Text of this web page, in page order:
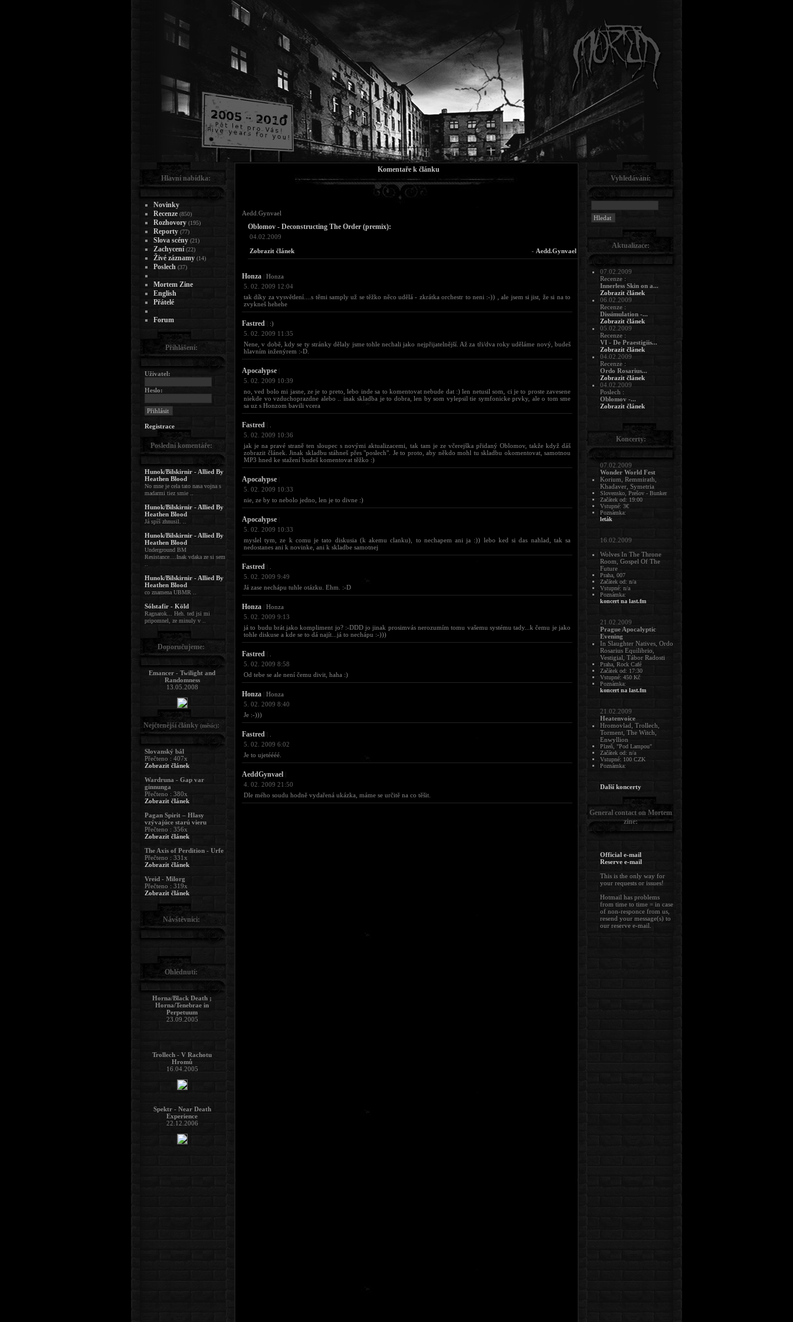
Komentaře k článku
Aedd.Gynvael
Oblomov - Deconstructing The Order (premix):
04.02.2009
Zobrazit článek
- Aedd.Gynvael
Honza
Honza
5. 02. 2009 12:04
tak díky za vysvětlení....s těmi samply už se těžko něco udělá - zkrátka orchestr to neni :-)) , ale jsem si jist, že si na to
zvykneš hehehe
Fastred
:)
5. 02. 2009 11:35
Nene, v době, kdy se ty stránky dělaly jsme tohle nechali jako nejpřijatelnější. Až za tři/dva roky uděláme nový, budeš
hlavním inženýrem :-D.
Apocalypse
5. 02. 2009 10:39
no, ved bolo mi jasne, ze je to preto, lebo inde sa to komentovat nebude dat :) len netusil som, ci je to proste zavesene
niekde vo vzduchoprazdne alebo .. inak skladba je to dobra, len by som vylepsil tie symfonicke prvky, ale o tom sme
sa uz s Honzom bavili vcera
Fastred
5. 02. 2009 10:36
jak je na pravé straně ten sloupec s novými aktualizacemi, tak tam je ze včerejška přidaný Oblomov, takže když dáš
zobrazit článek. Jinak skladbu stáhneš přes "poslech". Je to proto, aby někdo mohl tu skladbu okomentovat, samotnou
MP3 hned ke stažení budeš komentovat těžko :)
Apocalypse
5. 02. 2009 10:33
nie, ze by to nebolo jedno, len je to divne :)
Apocalypse
5. 02. 2009 10:33
myslel tym, ze k comu je tato diskusia (k akemu clanku), to nechapem ani ja :)) lebo ked si das nahlad, tak sa
nedostanes ani k novinke, ani k skladbe samotnej
Fastred
5. 02. 2009 9:49
Já zase nechápu tuhle otázku. Ehm. :-D
Honza
Honza
5. 02. 2009 9:13
já to budu brát jako kompliment jo? :-DDD jo jinak prosimvás nerozumím tomu vašemu systému tady...k čemu je jako
tohle diskuse a kde se to dá najít...já to nechápu :-)))
Fastred
5. 02. 2009 8:58
Od tebe se ale není čemu divit, haha :)
Honza
Honza
5. 02. 2009 8:40
Je :-)))
Fastred
5. 02. 2009 6:02
Je to ujetéééé.
AeddGynvael
4. 02. 2009 21:50
Dle mého soudu hodně vydařená ukázka, máme se určitě na co těšit.
Hlavní nabídka:
Novinky
Recenze (850)
Rozhovory (195)
Reporty (77)
Slova scény (21)
Zachycení (22)
Živé záznamy (14)
Poslech (37)
Mortem Zine
English
Přátelé
Forum
Přihlášení:
Uživatel:
Heslo:
Registrace
Poslední komentáře:
Hunok/Bilskirnir - Allied By
Heathen Blood
No mne je cela tato nasa vojna s
madarmi tiez smie ..
Hunok/Bilskirnir - Allied By
Heathen Blood
Já spíš zhnusil. ..
Hunok/Bilskirnir - Allied By
Heathen Blood
Underground BM
Resistance....Inak vdaka ze si sem
Hunok/Bilskirnir - Allied By
Heathen Blood
co znamena UBMR ..
Sólstafir - Köld
Ragnarok... Heh. ted jsi mi
pripomnel, ze minuly v ..
Doporučujeme:
Emancer - Twilight and
Randomness
13.05.2008
Nejčtenější články (měsíc):
Slovanský bál
Přečteno : 407x
Zobrazit článek
Wardruna - Gap var
ginnunga
Přečteno : 380x
Zobrazit článek
Pagan Spirit – Hlasy
vzývajúce starú vieru
Přečteno : 356x
Zobrazit článek
The Axis of Perdition - Urfe
Přečteno : 331x
Zobrazit článek
Vreid - Milorg
Přečteno : 319x
Zobrazit článek
Návštěvníci:
Ohlédnutí:
Horna/Black Death ;
Horna/Tenebrae in
Perpetuum
23.09.2005
Trollech - V Rachotu
Hromů
16.04.2005
Spektr - Near Death
Experience
22.12.2006
Vyhledávání:
Aktualizace:
07.02.2009
Recenze :
Innerless Skin on a...
Zobrazit článek
06.02.2009
Recenze :
Dissimulation -...
Zobrazit článek
05.02.2009
Recenze :
VI - De Praestigiis...
Zobrazit článek
04.02.2009
Recenze :
Ordo Rosarius...
Zobrazit článek
04.02.2009
Poslech :
Oblomov -...
Zobrazit článek
Koncerty:
07.02.2009
Wonder World Fest
Korium, Remmirath,
Khadaver, Symetria
Slovensko, Prešov - Bunker
Začátek od: 19:00
Vstupné: 3€
Poznámka:
leták
16.02.2009
Wolves In The Throne
Room, Gospel Of The
Future
Praha, 007
Začátek od: n/a
Vstupné: n/a
Poznámka:
koncert na last.fm
21.02.2009
Prague Apocalyptic
Evening
In Slaughter Natives, Ordo
Rosarius Equilibrio,
Vestigial, Tábor Radosti
Praha, Rock Café
Začátek od: 17:30
Vstupné: 450 Kč
Poznámka:
koncert na last.fm
21.02.2009
Heatenvoice
Hromovlad, Trollech,
Torment, The Witch,
Enwyllion
Plzeň, "Pod Lampou"
Začátek od: n/a
Vstupné: 100 CZK
Poznámka:
Další koncerty
General contact on Mortem
zine:
Official e-mail
Reserve e-mail
This is the only way for
your requests or issues!
Hotmail has problems
from time to time = in case
of non-responce from us,
resend your message(s) to
our reserve e-mail.